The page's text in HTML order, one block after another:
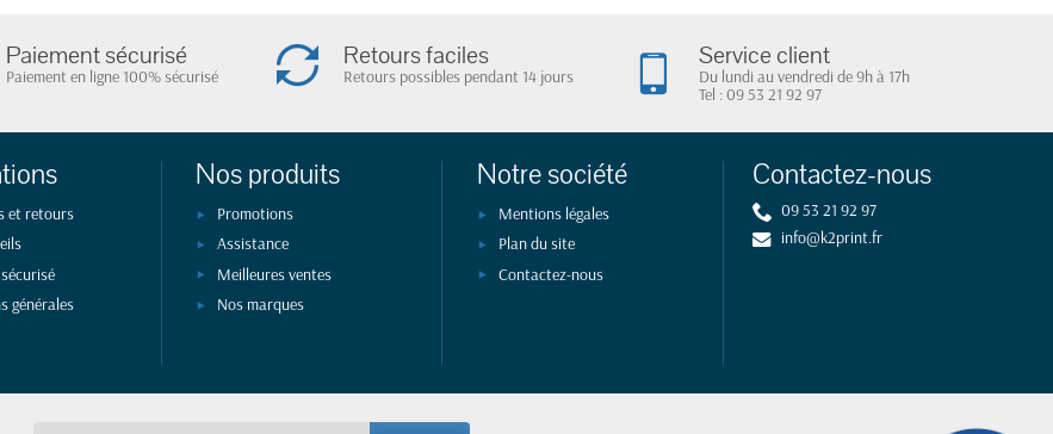
Paiement sécurisé
Paiement en ligne 100% sécurisé
Retours faciles
Retours possibles pendant 14 jours
Service client
Du lundi au vendredi de 9h à 17h
Tel : 09 53 21 92 97
et retours
générales
Nos produits
Promotions
Assistance
Meilleures ventes
Nos marques
Notre société
Mentions légales
Plan du site
Contactez-nous
Contactez-nous
09 53 21 92 97
info@k2print.fr